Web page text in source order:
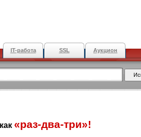
IT-работа SSL Аукцион
«раз-два-три»!